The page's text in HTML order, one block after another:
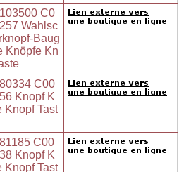
C0
Wahlsc
Baug
Knöpfe Kn
C00
Knopf K
Knopf Tast
C00
Knopf K
Knopf Tast